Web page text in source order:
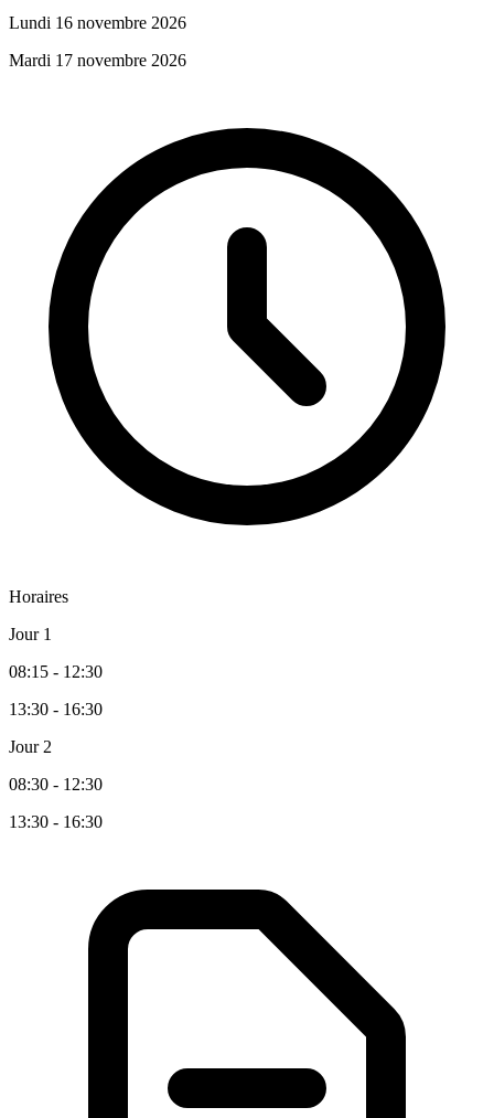
Lundi 16 novembre 2026
Mardi 17 novembre 2026
Horaires
Jour 1
08:15 - 12:30
13:30 - 16:30
Jour 2
08:30 - 12:30
13:30 - 16:30